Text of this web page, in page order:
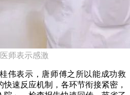
师表示感激
伟表示，唐师傅之所以能成功救
速反应机制，各环节衔接紧密，